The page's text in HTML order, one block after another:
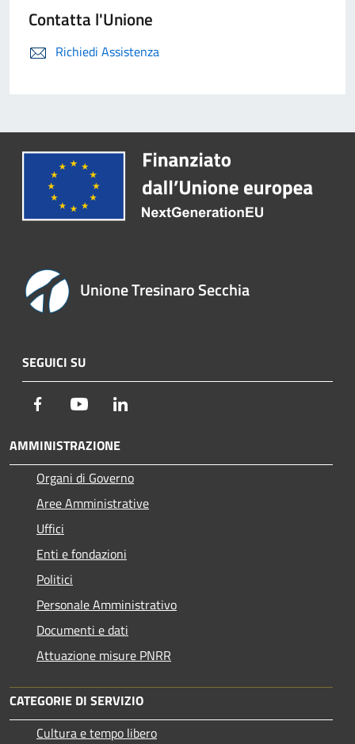
Contatta l'Unione
Richiedi Assistenza
Unione Tresinaro Secchia
SEGUICI SU
Facebook Youtube
AMMINISTRAZIONE
Organi di Governo
Aree Amministrative
Uffici
Enti e fondazioni
Politici
Personale Amministrativo
Documenti e dati
Attuazione misure PNRR
CATEGORIE DI SERVIZIO
Cultura e tempo libero